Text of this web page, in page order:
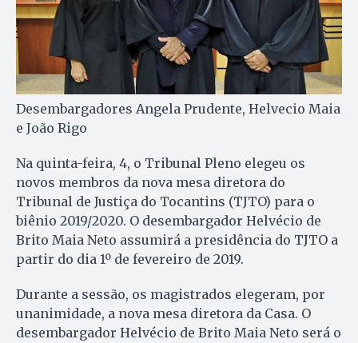
Desembargadores Angela Prudente, Helvecio Maia
e João Rigo
Na quinta-feira, 4, o Tribunal Pleno elegeu os
novos membros da nova mesa diretora do
Tribunal de Justiça do Tocantins (TJTO) para o
biênio 2019/2020. O desembargador Helvécio de
Brito Maia Neto assumirá a presidência do TJTO a
partir do dia 1º de fevereiro de 2019.
Durante a sessão, os magistrados elegeram, por
unanimidade, a nova mesa diretora da Casa. O
desembargador Helvécio de Brito Maia Neto será o